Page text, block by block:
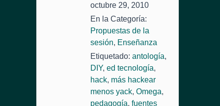
octubre 29, 2010
En la Categoría:
Propuestas de la
sesión, Enseñanza
Etiquetado: antología,
DIY, ed tecnología,
hack, más hackear
menos yack, Omega,
pedagogía, fuentes